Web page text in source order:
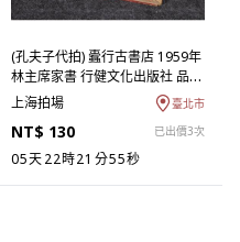
(孔夫子代拍) 蠹行古書店 1959年
林主席家書 行健文化出版社 品相
不好 (台北回歸物件) (ASH-
上海拍場 臺北市
NT$ 130 已出價3次
05天22時21分55秒